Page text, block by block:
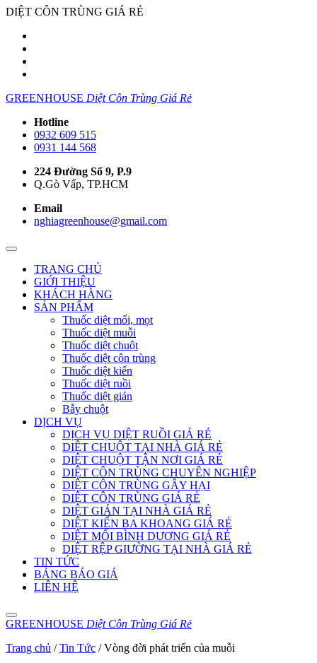
DIỆT CÔN TRÙNG GIÁ RẺ
GREENHOUSE Diệt Côn Trùng Giá Rẻ
Hotline
0932 609 515
0931 144 568
224 Đường Số 9, P.9
Q.Gò Vấp, TP.HCM
Email
nghiagreenhouse@gmail.com
TRANG CHỦ
GIỚI THIỆU
KHÁCH HÀNG
SẢN PHẨM
Thuốc diệt mối, mọt
Thuốc diệt muỗi
Thuốc diệt chuột
Thuốc diệt côn trùng
Thuốc diệt kiến
Thuốc diệt ruồi
Thuốc diệt gián
Bẫy chuột
DỊCH VỤ
DỊCH VỤ DIỆT RUỒI GIÁ RẺ
DIỆT CHUỘT TẠI NHÀ GIÁ RẺ
DIỆT CHUỘT TẬN NƠI GIÁ RẺ
DIỆT CÔN TRÙNG CHUYÊN NGHIỆP
DIỆT CÔN TRÙNG GÂY HẠI
DIỆT CÔN TRÙNG GIÁ RẺ
DIỆT GIÁN TẠI NHÀ GIÁ RẺ
DIỆT KIẾN BA KHOANG GIÁ RẺ
DIỆT MỐI BÌNH DƯƠNG GIÁ RẺ
DIỆT RỆP GIƯỜNG TẠI NHÀ GIÁ RẺ
TIN TỨC
BẢNG BÁO GIÁ
LIÊN HỆ
GREENHOUSE Diệt Côn Trùng Giá Rẻ
Trang chủ /Tin Tức /Vòng đời phát triển của muỗi